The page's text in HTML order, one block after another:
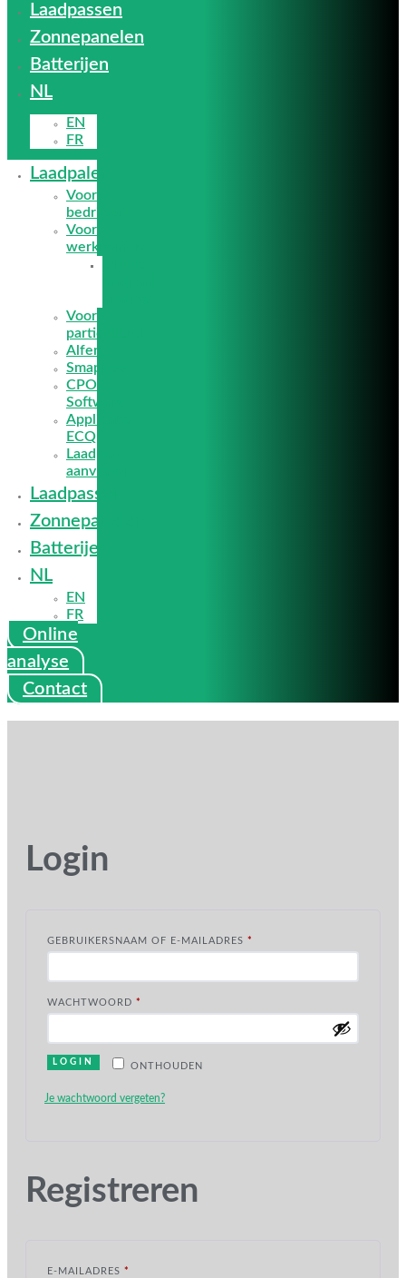
Laadpassen
Zonnepanelen
Batterijen
NL
EN
FR
Laadpalen
Voor
bedrijven
Voor
werknemers
Voor
particulieren
Alfen
Smappee
CPO
Software
Applicatie
ECQ
Laadpas
aanvragen
Laadpassen
Zonnepanelen
Batterijen
NL
EN
FR
Online
analyse
Contact
Login
GEBRUIKERSNAAM OF E-MAILADRES *
WACHTWOORD *
ONTHOUDEN
LOGIN
Je wachtwoord vergeten?
Registreren
E-MAILADRES *